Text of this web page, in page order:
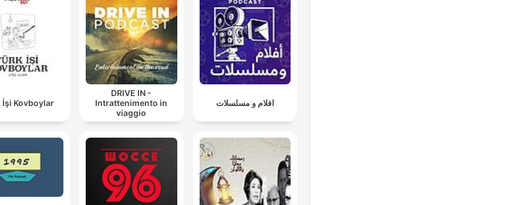
İşi Kovboylar
DRIVE IN -
Intrattenimento in
viaggio
افلام و مسلسلات